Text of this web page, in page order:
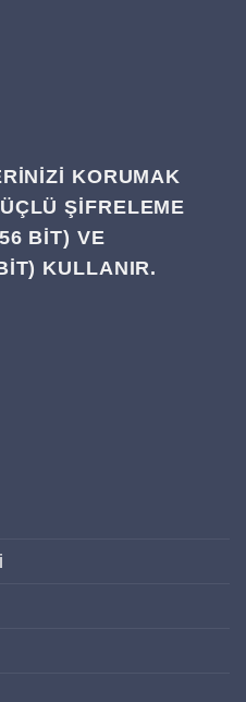
KORUMAK
ŞIFRELEME
BIT) VE
KULLANIR.